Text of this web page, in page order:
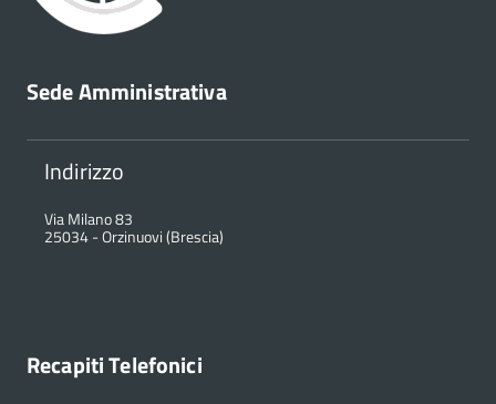
Sede Amministrativa
Indirizzo
Via Milano 83
25034-Orzinuovi (Brescia)
Recapiti Telefonici